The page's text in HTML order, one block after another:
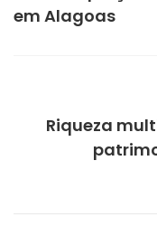
em Alagoas
Riqueza